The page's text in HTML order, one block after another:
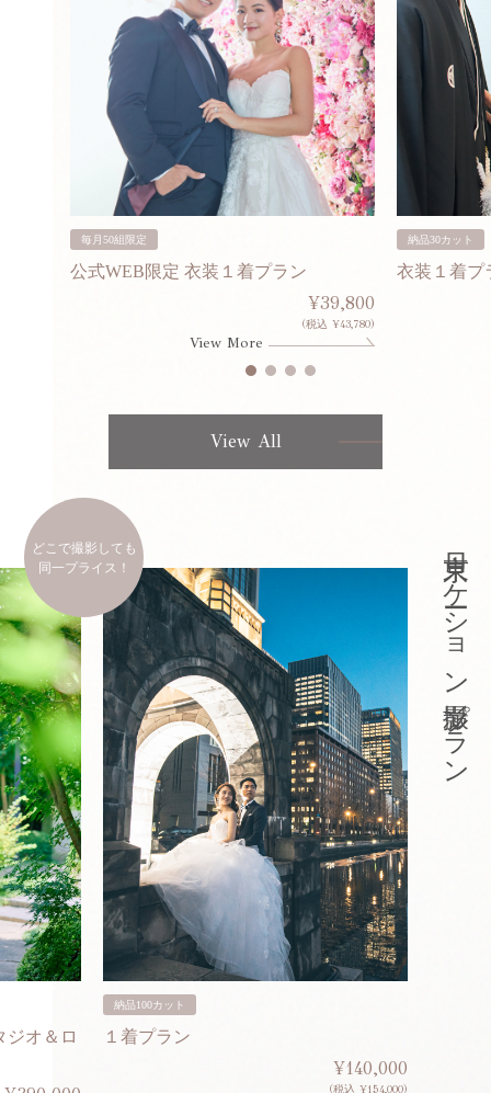
毎月50組限定
公式WEB限定 衣装１着プラン
¥39,800
(税込 ¥43,780)
View More
納品30カット
衣装１着プ
View All
どこで撮影しても
同一プライス！
ジオ＆ロ
納品100カット
１着プラン
¥140,000
(税込 ¥154,000)
東京ロケーション撮影プラン